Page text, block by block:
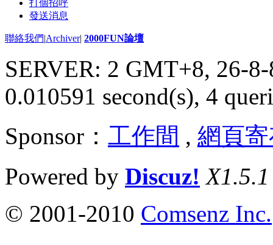
打個招呼
發送消息
聯絡我們|Archiver| 2000FUN論壇
SERVER: 2 GMT+8, 26-
0.010591 second(s), 4
Sponsor： 工作間 , 網頁
Powered by Discuz! X1.5.1
© 2001-2010 Comsenz Inc.